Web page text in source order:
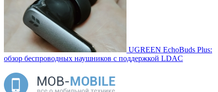
UGREEN EchoBuds Plus:
обзор беспроводных наушников с поддержкой LDAC